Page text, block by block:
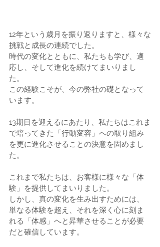
12年という歳月を振り返りますと、様々な
挑戦と成長の連続でした。
時代の変化とともに、私たちも学び、適
応し、そして進化を続けてまいりまし
た。
この経験こそが、今の弊社の礎となって
います。
13期目を迎えるにあたり、私たちはこれま
で培ってきた「行動変容」への取り組み
を更に進化させることの決意を固めまし
た。
これまで私たちは、お客様に様々な「体
験」を提供してまいりました。
しかし、真の変化を生み出すためには、
単なる体験を超え、それを深く心に刻ま
れる「体感」へと昇華させることが必要
だと確信しています。